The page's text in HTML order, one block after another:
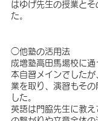
はゆげ先生の授業と
た。
◯他塾の活用法
成増塾高田馬場校に
本自習メインでした
業を取り、演習もそ
した。
英語は門脇先生に教